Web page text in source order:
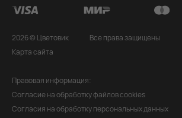
2026 © Цветовик
Все права защищены
Карта сайта
Правовая информация:
Согласие на обработку файлов cookies
Согласия на обработку персональных данных